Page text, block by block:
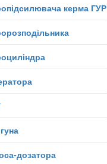
керма ГУР
дозатора